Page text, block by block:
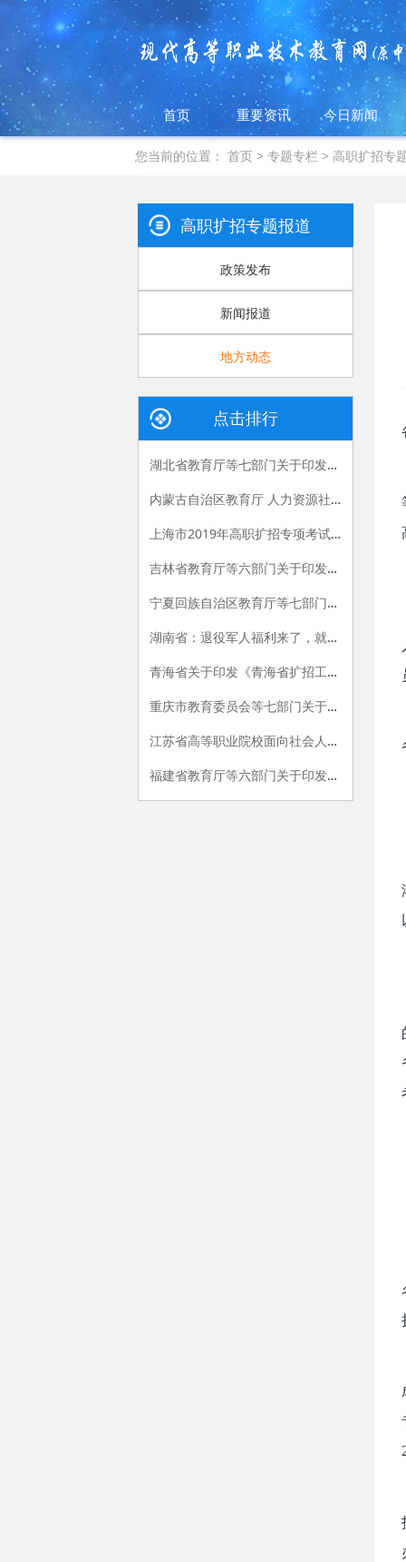
首页 重要资讯 今日新闻
您当前的位置：首页 >专题专栏 > 高职扩招专
高职扩招专题报道
政策发布
新闻报道
地方动态
点击排行
湖北省教育厅等七部门关于印发《2019年湖北省高职扩招专项工作方案》的通知
内蒙古自治区教育厅 人力资源社会保障厅 农牧厅 退役军人事务厅关于印发《内蒙古自治区落实2019年高职扩招任务实施方案》的通知
上海市2019年高职扩招专项考试招生工作问答
吉林省教育厅等六部门关于印发《关于做好高职扩招专项工作的实施方案》的通知
宁夏回族自治区教育厅等七部门关于印发《高职扩招专项工作实施方案》的通知
湖南省：退役军人福利来了，就读高职院校减免学费，11月1-10日开始报名
青海省关于印发《青海省扩招工作实施方案》的通知
重庆市教育委员会等七部门关于印发重庆市高职扩招专项工作实施方案 (试行)的通知
江苏省高等职业院校面向社会人员开展全日制学历教育试行办法
福建省教育厅等六部门关于印发《福建省高职扩招专项工作实施方案》的通知